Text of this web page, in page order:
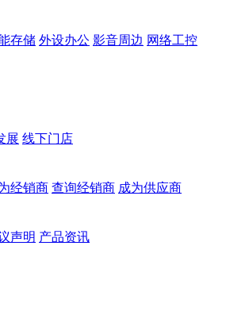
存储 外设办公 影音周边 网络工控
展 线下门店
经销商 查询经销商 成为供应商
声明 产品资讯